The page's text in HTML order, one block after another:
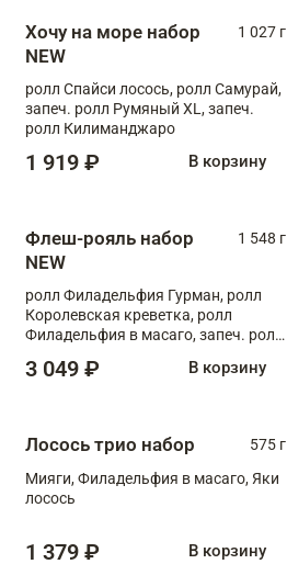
Хочу на море набор
NEW
1 027 г
ролл Спайси лосось, ролл Самурай,
запеч. ролл Румяный XL, запеч.
ролл Килиманджаро
1 919 ₽ В корзину
Флеш-рояль набор
NEW
1 548 г
ролл Филадельфия Гурман, ролл
Королевская креветка, ролл
Филадельфия в масаго, запеч. ролл
Тигровая креветка с моцареллой,
3 049 ₽ В корзину
Лосось трио набор
575 г
Мияги, Филадельфия в масаго, Яки
лосось
1 379 ₽ В корзину